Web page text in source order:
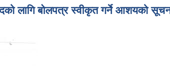
लागि बोलपत्र स्वीकृत गर्ने आशयको